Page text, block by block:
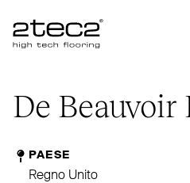
Primary
De Beauvoir
PAESE
Regno Unito